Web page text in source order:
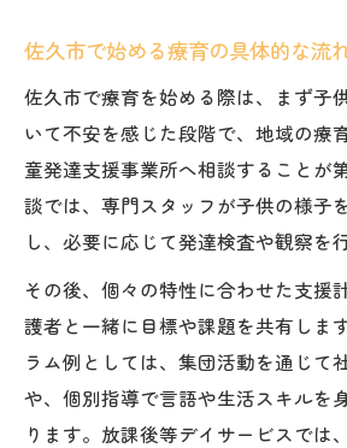
佐久市で始める療育の具体的な流
佐久市で療育を始める際は、まず子
いて不安を感じた段階で、地域の療
童発達支援事業所へ相談することが
談では、専門スタッフが子供の様子
し、必要に応じて発達検査や観察を
その後、個々の特性に合わせた支援
護者と一緒に目標や課題を共有しま
ラム例としては、集団活動を通じて
や、個別指導で言語や生活スキルを
ります。放課後等デイサービスでは